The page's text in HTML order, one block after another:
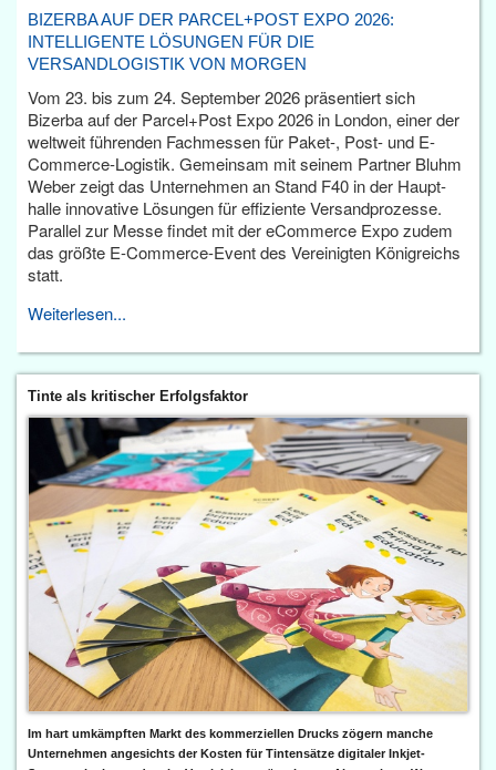
BIZERBA AUF DER PARCEL+POST EXPO 2026:
INTELLIGENTE LÖSUNGEN FÜR DIE
VERSANDLOGISTIK VON MORGEN
Vom 23. bis zum 24. September 2026 präsentiert sich
Bizerba auf der Parcel+Post Expo 2026 in London, einer der
weltweit führenden Fachmessen für Paket-, Post- und E-
Commerce-Logistik. Gemeinsam mit seinem Partner Bluhm
Weber zeigt das Unternehmen an Stand F40 in der Haupt­
halle innovative Lösungen für effiziente Versandprozesse.
Parallel zur Messe findet mit der eCommerce Expo zudem
das größte E-Commerce-Event des Vereinigten Königreichs
statt.
Weiterlesen...
Tinte als kritischer Erfolgsfaktor
Im hart umkämpften Markt des kommerziellen Drucks zögern manche
Unternehmen angesichts der Kosten für Tintensätze digitaler Inkjet-